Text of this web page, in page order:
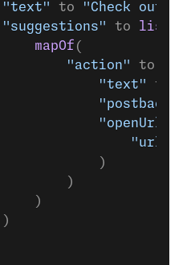
to
"Check out
to listOf
mapOf
(
"action"
to
"text"
to
"url"
)
)
)